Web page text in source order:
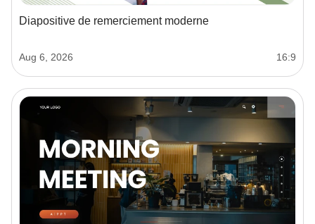
Diapositive de remerciement moderne
Aug 6, 2026 16:9